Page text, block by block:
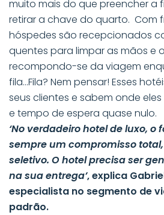
muito mais do que preencher a
retirar a chave do quarto. Com
hóspedes são recepcionados
quentes para limpar as mãos e
recompondo-se da viagem
fila…Fila? Nem pensar! Esses
seus clientes e sabem onde
e tempo de espera quase nulo.
‘No verdadeiro hotel de luxo,
sempre um compromisso
seletivo. O hotel precisa ser
na sua entrega’, explica
especialista no segmento de
padrão.